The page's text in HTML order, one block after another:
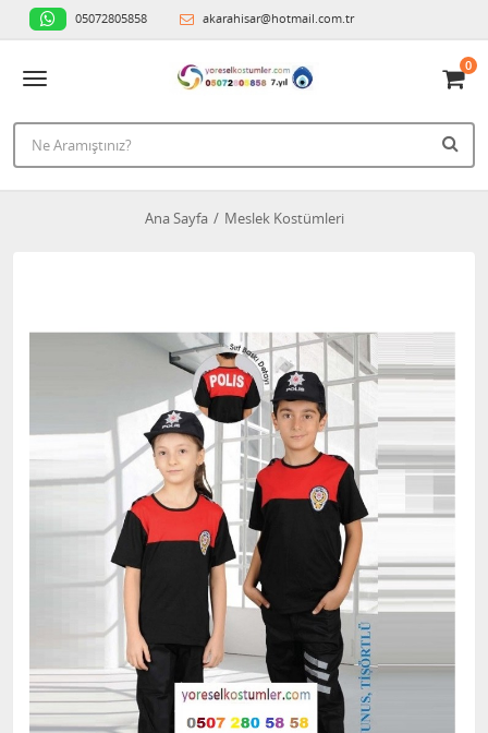
05072805858 akarahisar@hotmail.com.tr
0
Ana Sayfa Meslek Kostümleri